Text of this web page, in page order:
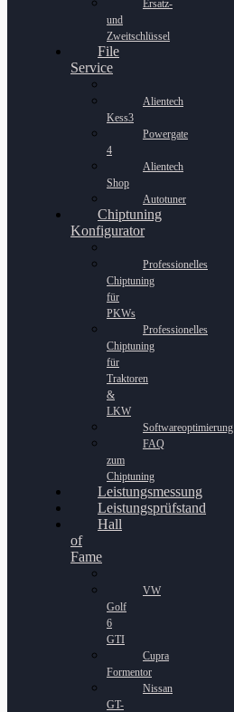
Ersatz-
und
Zweitschlüssel
File
Service
Alientech
Kess3
Powergate
4
Alientech
Shop
Autotuner
Chiptuning
Konfigurator
Professionelles
Chiptuning
für
PKWs
Professionelles
Chiptuning
für
Traktoren
&
LKW
Softwareoptimierung
FAQ
zum
Chiptuning
Leistungsmessung
Leistungsprüfstand
Hall
of
Fame
VW
Golf
6
GTI
Cupra
Formentor
Nissan
GT-